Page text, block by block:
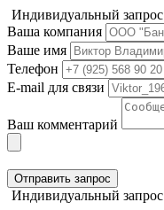
Индивидуальный запрос
Ваша компания
Ваше имя
Телефон
E-mail для связи
Ваш комментарий
Отправить запрос
Индивидуальный запрос